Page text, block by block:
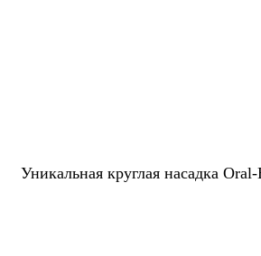
Уникальная круглая насадка